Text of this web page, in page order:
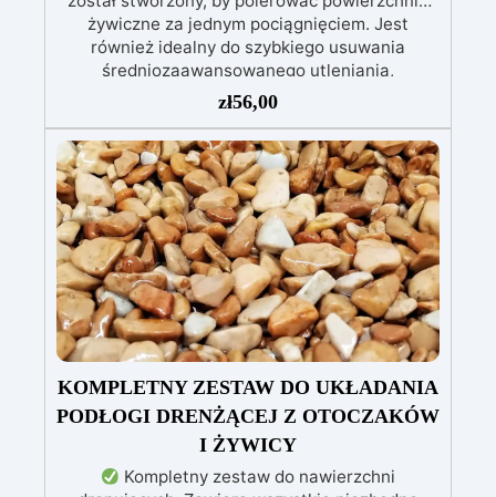
żywiczne za jednym pociągnięciem. Jest
również idealny do szybkiego usuwania
średniozaawansowanego utleniania,
delikatnych zadrapań, skaz i innych drobnych
defektów na żywicznej powierzchni. Ten krem
usuwa defekty pozostawione przez środki
ścierne o ziarnistości P1500 lub mniejszej i
pozostawia wspaniałe wykończenie
pozbawione niedoskonałości nawet na
ciemniejszych żelkotach, które mogą sprawiać
więcej trudności.
zł56,00
KOMPLETNY ZESTAW DO UKŁADANIA
PODŁOGI DRENŻĄCEJ Z OTOCZAKÓW
I ŻYWICY
Kompletny zestaw do nawierzchni